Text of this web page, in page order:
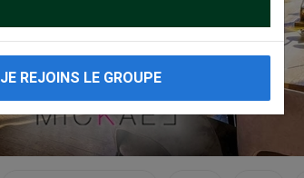
JE REJOINS LE GROUPE